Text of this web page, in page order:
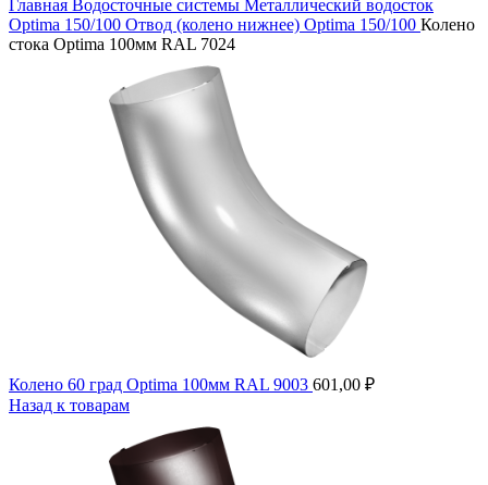
Главная Водосточные системы Металлический водосток
Optima 150/100 Отвод (колено нижнее) Optima 150/100 Колено
стока Optima 100мм RAL 7024
Колено 60 град Optima 100мм RAL 9003 601,00 ₽
Назад к товарам